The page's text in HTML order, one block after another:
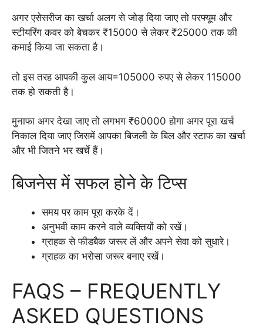
अगर एसेसरीज का खर्चा अलग से जोड़ दिया जाए तो परफ्यूम और
स्टीयरिंग कवर को बेचकर ₹15000 से लेकर ₹25000 तक की
कमाई किया जा सकता है।
तो इस तरह आपकी कुल आय=105000 रुपए से लेकर 115000
तक हो सकती है।
मुनाफा अगर देखा जाए तो लगभग ₹60000 होगा अगर पूरा खर्च
निकाल दिया जाए जिसमें आपका बिजली के बिल और स्टाफ का खर्चा
और भी जितने भर खर्चे हैं।
बिजनेस में सफल होने के टिप्स
समय पर काम पूरा करके दें।
अनुभवी काम करने वाले व्यक्तियों को रखें।
ग्राहक से फीडबैक जरूर लें और अपने सेवा को सुधारे।
ग्राहक का भरोसा जरूर बनाए रखें।
FAQS – FREQUENTLY
ASKED QUESTIONS